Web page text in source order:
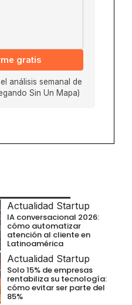
gratis
análisis semanal de
Sin Un Mapa)
Actualidad Startup
IA conversacional 2026:
cómo automatizar
atención al cliente en
Latinoamérica
Actualidad Startup
Solo 15% de empresas
rentabiliza su tecnología:
cómo evitar ser parte del
85%